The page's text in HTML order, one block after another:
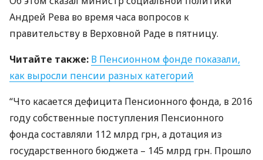
Андрей Рева во время часа вопросов к
правительству в Верховной Раде в пятницу.
Читайте также: В Пенсионном фонде показали,
как выросли пенсии разных категорий
“Что касается дефицита Пенсионного фонда, в 2016
году собственные поступления Пенсионного
фонда составляли 112 млрд грн, а дотация из
государственного бюджета – 145 млрд грн. Прошло